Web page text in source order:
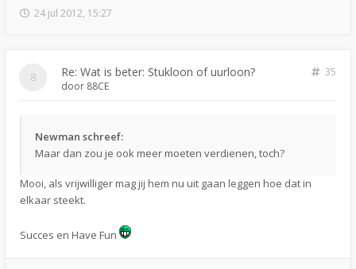
24 jul 2012, 15:27
Re: Wat is beter: Stukloon of uurloon?
35
door 88CE
Newman schreef:
Maar dan zou je ook meer moeten verdienen, toch?
Mooi, als vrijwilliger mag jij hem nu uit gaan leggen hoe dat in
elkaar steekt.
Succes en Have Fun